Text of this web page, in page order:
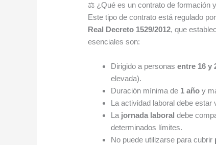
⚖️ ¿Qué es un contrato de formación
Este tipo de contrato está regulado
Real Decreto 1529/2012, que
esenciales son:
Dirigido a personasentre 16 y
elevada).
Duración mínima de 1 año y
La actividad laboral debe estar
La jornada laboral debe
determinados límites.
No puede utilizarse para cubrir